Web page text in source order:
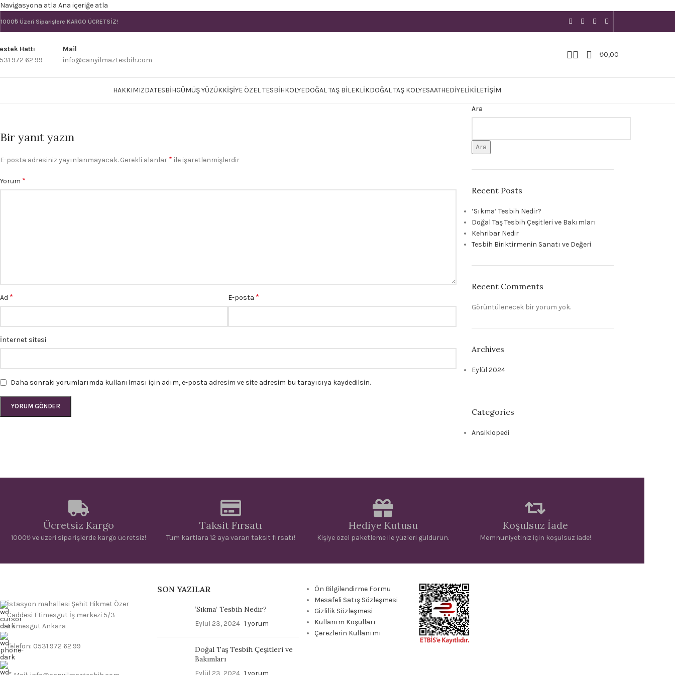
Navigasyona atla Ana içeriğe atla
1000₺ Üzeri Siparişlere KARGO ÜCRETSİZ!
Hattı
972 62 99
Mail
info@canyilmaztesbih.com
₺0,00
HAKKIMIZDATESBIHGÜMÜŞ YÜZÜKKIŞIYE ÖZEL TESBIHKOLYEDOĞAL TAŞ BILEKLIKDOĞAL TAŞ KOLYESAATHEDIYELIKİLETIŞIM
Bir yanıt yazın
E-posta adresiniz yayınlanmayacak. Gerekli alanlar * ile işaretlenmişlerdir
Yorum *
Ad * E-posta *
İnternet sitesi
Daha sonraki yorumlarımda kullanılması için adım, e-posta adresim ve site adresim bu tarayıcıya kaydedilsin.
Ara
Ara
Recent Posts
‘Sıkma’ Tesbih Nedir?
Doğal Taş Tesbih Çeşitleri ve Bakımları
Kehribar Nedir
Tesbih Biriktirmenin Sanatı ve Değeri
Recent Comments
Görüntülenecek bir yorum yok.
Archives
Eylül 2024
Categories
Ansiklopedi
Ücretsiz Kargo
1000₺ ve üzeri siparişlerde kargo ücretsiz!
Taksit Fırsatı
Tüm kartlara 12 aya varan taksit fırsatı!
Hediye Kutusu
Kişiye özel paketleme ile yüzleri güldürün.
Koşulsuz İade
Memnuniyetiniz için koşulsuz iade!
İstasyon mahallesi Şehit Hikmet Özer
Caddesi Etimesgut İş merkezi 5/3
Etimesgut Ankara
Telefon: 0531 972 62 99
SON YAZILAR
‘Sıkma’ Tesbih Nedir?
Eylül 23, 2024 1 yorum
Doğal Taş Tesbih Çeşitleri ve
Bakımları
Eylül 23, 2024 1 yorum
Ön Bilgilendirme Formu
Mesafeli Satış Sözleşmesi
Gizlilik Sözleşmesi
Kullanım Koşulları
Çerezlerin Kullanımı